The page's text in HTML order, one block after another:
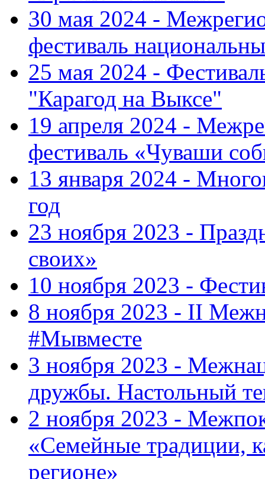
30 мая 2024 -
фестиваль
25 мая 2024 -
"Карагод на Выксе"
19 апреля 2024 -
фестиваль «Чуваши
13 января 2024 -
год
23 ноября 2023 -
своих»
10 ноября 2023 -
8 ноября 2023 - II
#Мывместе
3 ноября 2023 -
дружбы. Настольный
2 ноября 2023 -
«Семейные традиции,
регионе»